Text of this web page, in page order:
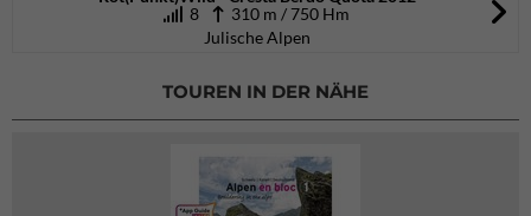
8
310 m / 750 Hm
Julische Alpen
TOUREN IN DER NÄHE